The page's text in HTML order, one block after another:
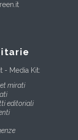
- Media Kit:
mirati
editoriali